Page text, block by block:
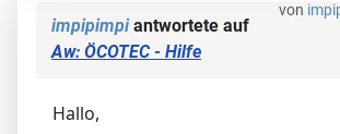
von
impipimpiantwortete auf
Aw: ÖCOTEC - Hilfe
Hallo,